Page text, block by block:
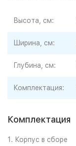
Высота, см:
Ширина, см:
Глубина, см:
Комплектация:
Комплектация
1. Корпус в сборе